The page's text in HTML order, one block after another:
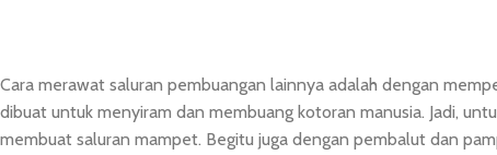
Cara merawat saluran pembuangan lainnya adalah dengan
dibuat untuk menyiram dan membuang kotoran manusia. Jadi,
membuat saluran mampet. Begitu juga dengan pembalut dan